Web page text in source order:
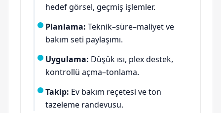
hedef görsel, geçmiş işlemler.
Planlama: Teknik–süre–maliyet ve
bakım seti paylaşımı.
Uygulama: Düşük ısı, plex destek,
kontrollü açma–tonlama.
Takip: Ev bakım reçetesi ve ton
tazeleme randevusu.